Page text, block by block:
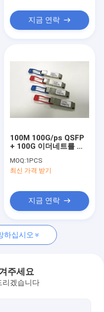
지금 연락
100M 100G/ps QSFP
+ 100G 이더네트를 위
QSFP-100G-SR4
MOQ:1PCS
최신 가격 받기
지금 연락
하십시오
주세요
리겠습니다